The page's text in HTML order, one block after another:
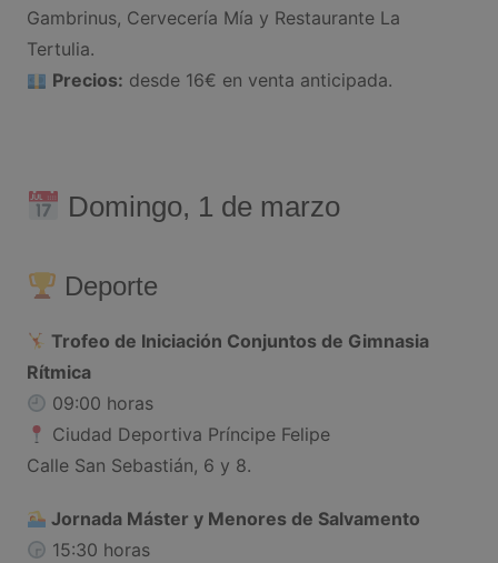
Gambrinus, Cervecería Mía y Restaurante La
Tertulia.
Precios: desde 16€ en venta anticipada.
Domingo, 1 de marzo
Deporte
Trofeo de Iniciación Conjuntos de Gimnasia
Rítmica
09:00 horas
Ciudad Deportiva Príncipe Felipe
Calle San Sebastián, 6 y 8.
Jornada Máster y Menores de Salvamento
15:30 horas